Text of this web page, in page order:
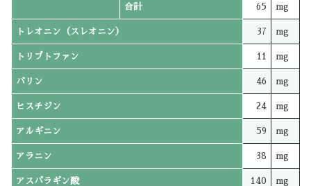
合計 65 mg
トレオニン（スレオニン） 37 mg
トリプトファン 11 mg
バリン 46 mg
ヒスチジン 24 mg
アルギニン 59 mg
アラニン 38 mg
アスパラギン酸 140 mg